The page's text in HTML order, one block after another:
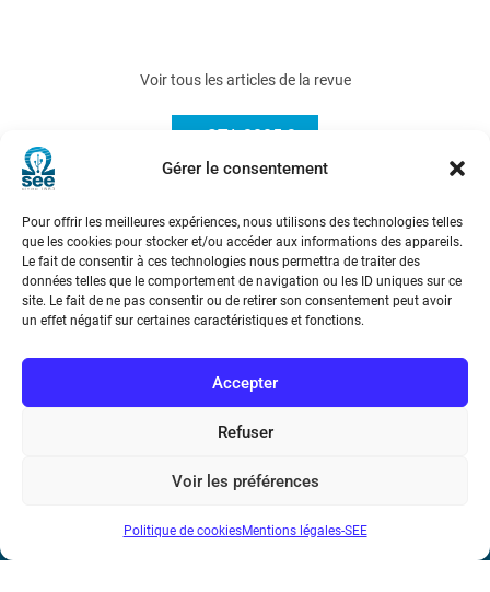
Gérer le consentement
Pour offrir les meilleures expériences, nous utilisons des technologies telles
que les cookies pour stocker et/ou accéder aux informations des appareils.
Le fait de consentir à ces technologies nous permettra de traiter des
données telles que le comportement de navigation ou les ID uniques sur ce
site. Le fait de ne pas consentir ou de retirer son consentement peut avoir
un effet négatif sur certaines caractéristiques et fonctions.
Accepter
Refuser
Voir les préférences
Politique de cookiesMentions légales-SEE
Voir tous les articles de la revue
e-STA 2005-3
Société de l’Electricité, de l’Electronique et des Technologies
de l’Information et de la Communication
17 rue de l’Amiral Hamelin75116 Paris